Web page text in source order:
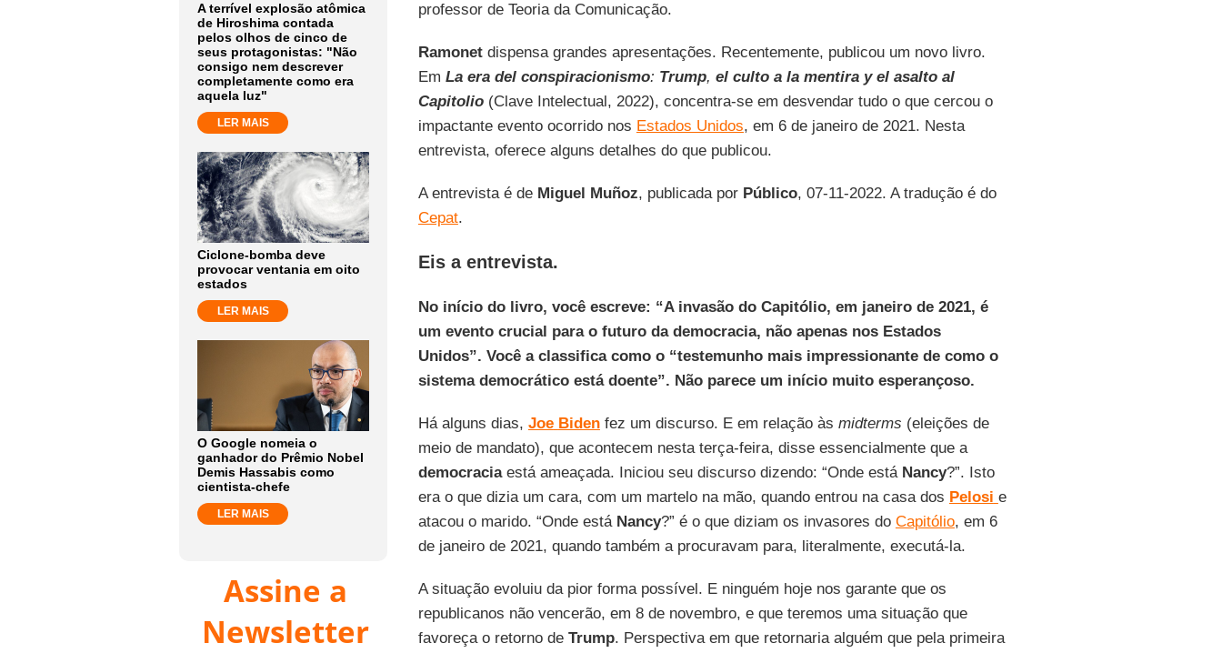
A terrível explosão atômica
de Hiroshima contada
pelos olhos de cinco de
seus protagonistas: "Não
consigo nem descrever
completamente como era
aquela luz"
LER MAIS
Ciclone-bomba deve
provocar ventania em oito
estados
LER MAIS
O Google nomeia o
ganhador do Prêmio Nobel
Demis Hassabis como
cientista-chefe
LER MAIS
Assine a
Newsletter
professor de Teoria da Comunicação.
Ramonetdispensa grandes apresentações. Recentemente, publicou um novo livro.
Em La era del conspiracionismo: Trump, el culto a la mentira y el asalto al
Capitolio(Clave Intelectual, 2022), concentra-se em desvendar tudo o que cercou o
impactante evento ocorrido nos Estados Unidos, em 6 de janeiro de 2021. Nesta
entrevista, oferece alguns detalhes do que publicou.
A entrevista é de Miguel Muñoz, publicada por Público, 07-11-2022. A tradução é do
Cepat.
Eis a entrevista.
No início do livro, você escreve: “A invasão do Capitólio, em janeiro de 2021, é
um evento crucial para o futuro da democracia, não apenas nos Estados
Unidos”. Você a classifica como o “testemunho mais impressionante de como o
sistema democrático está doente”. Não parece um início muito esperançoso.
Há alguns dias, Joe Bidenfez um discurso. E em relação às midterms (eleições de
meio de mandato), que acontecem nesta terça-feira, disse essencialmente que a
democraciaestá ameaçada. Iniciou seu discurso dizendo: “Onde estáNancy?”. Isto
era o que dizia um cara, com um martelo na mão, quando entrou na casa dos Pelosi e
atacou o marido. “Onde estáNancy?” é o que diziam os invasores do Capitólio, em 6
de janeiro de 2021, quando também a procuravam para, literalmente, executá-la.
A situação evoluiu da pior forma possível. E ninguém hoje nos garante que os
republicanos não vencerão, em 8 de novembro, e que teremos uma situação que
favoreça o retorno de Trump. Perspectiva em que retornaria alguém que pela primeira